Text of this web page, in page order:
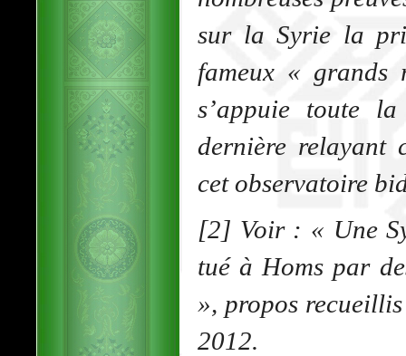
sur la Syrie la
fameux «
s’appuie toute la
dernière relayant
cet observatoire
[2] Voir : « Une
tué à Homs par
», propos
2012.